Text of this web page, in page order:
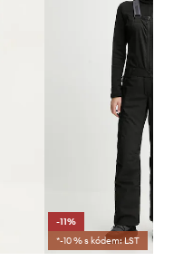
-11%
*-10 % s kódem: LST